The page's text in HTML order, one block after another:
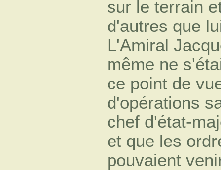
sur le terrain
d'autres que
L'Amiral
même ne
ce point de
d'opérations
chef d'état-
et que les
pouvaient